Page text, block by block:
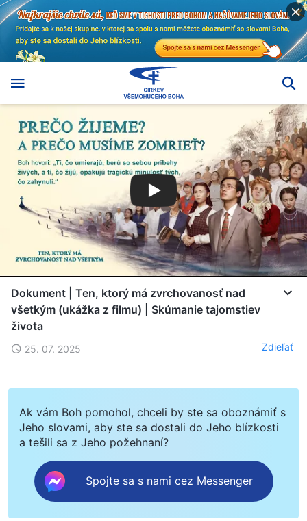
Dokument | Ten, ktorý má zvrchovanosť nad
všetkým (ukážka z filmu) | Skúmanie tajomstiev
života
25. 07. 2025 Zdieľať
Ak vám Boh pomohol, chceli by ste sa oboznámiť s
Jeho slovami, aby ste sa dostali do Jeho blízkosti
a tešili sa z Jeho požehnaní?
Spojte sa s nami cez Messenger